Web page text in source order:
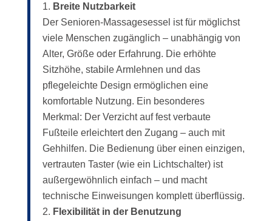
Breite Nutzbarkeit
Der Senioren-Massagesessel ist für möglichst
viele Menschen zugänglich – unabhängig von
Alter, Größe oder Erfahrung. Die erhöhte
Sitzhöhe, stabile Armlehnen und das
pflegeleichte Design ermöglichen eine
komfortable Nutzung. Ein besonderes
Merkmal: Der Verzicht auf fest verbaute
Fußteile erleichtert den Zugang – auch mit
Gehhilfen. Die Bedienung über einen einzigen,
vertrauten Taster (wie ein Lichtschalter) ist
außergewöhnlich einfach – und macht
technische Einweisungen komplett überflüssig.
Flexibilität in der Benutzung